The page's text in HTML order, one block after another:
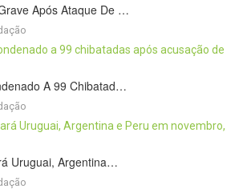
Após Ataque De …
A 99 Chibatad…
Uruguai, Argentina…